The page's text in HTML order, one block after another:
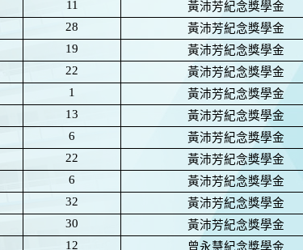
11
黃沛芳紀念獎學金
28
黃沛芳紀念獎學金
19
黃沛芳紀念獎學金
22
黃沛芳紀念獎學金
1
黃沛芳紀念獎學金
13
黃沛芳紀念獎學金
6
黃沛芳紀念獎學金
22
黃沛芳紀念獎學金
6
黃沛芳紀念獎學金
32
黃沛芳紀念獎學金
30
黃沛芳紀念獎學金
12
曾永慧紀念獎學金